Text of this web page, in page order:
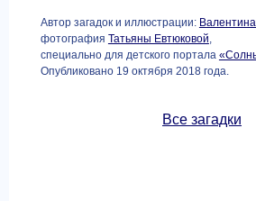
Автор загадок и иллюстрации:
фотография Татьяны Евтюковой
специально для детского портала
Опубликовано 19 октября 2018 года.
Все загадки